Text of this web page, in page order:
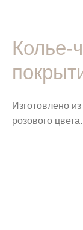
Колье-
Изготовлено
розового